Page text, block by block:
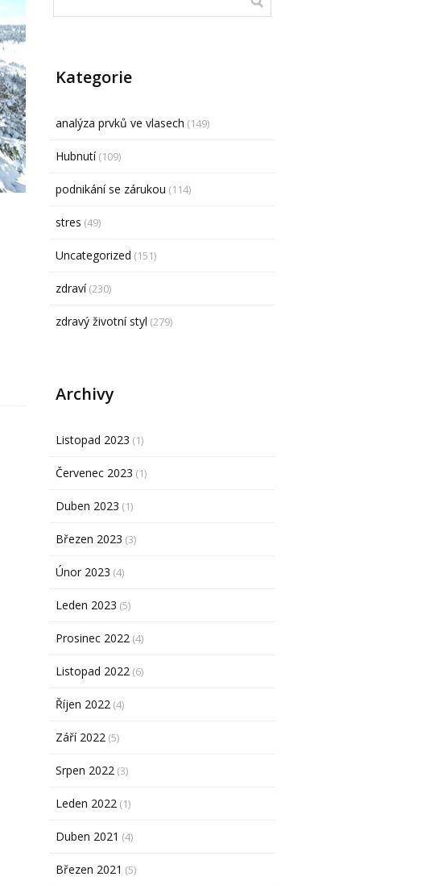
Kategorie
analýza prvků ve vlasech (149)
Hubnutí(109)
podnikání se zárukou (114)
stres (49)
Uncategorized (151)
zdraví(230)
zdravý životní styl (279)
Archivy
Listopad 2023 (1)
Červenec 2023 (1)
Duben 2023 (1)
Březen 2023 (3)
Únor 2023 (4)
Leden 2023 (5)
Prosinec 2022 (4)
Listopad 2022 (6)
Říjen 2022 (4)
Září 2022 (5)
Srpen 2022 (3)
Leden 2022 (1)
Duben 2021 (4)
Březen 2021 (5)